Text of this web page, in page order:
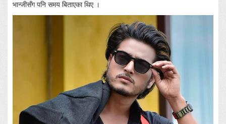
भान्जीसँग पनि समय बिताएका थिए ।